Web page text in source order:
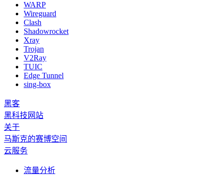
WARP
Wireguard
Clash
Shadowrocket
Xray
Trojan
V2Ray
TUIC
Edge Tunnel
sing-box
黑客
黑科技网站
关于
马斯克的赛博空间
云服务
流量分析